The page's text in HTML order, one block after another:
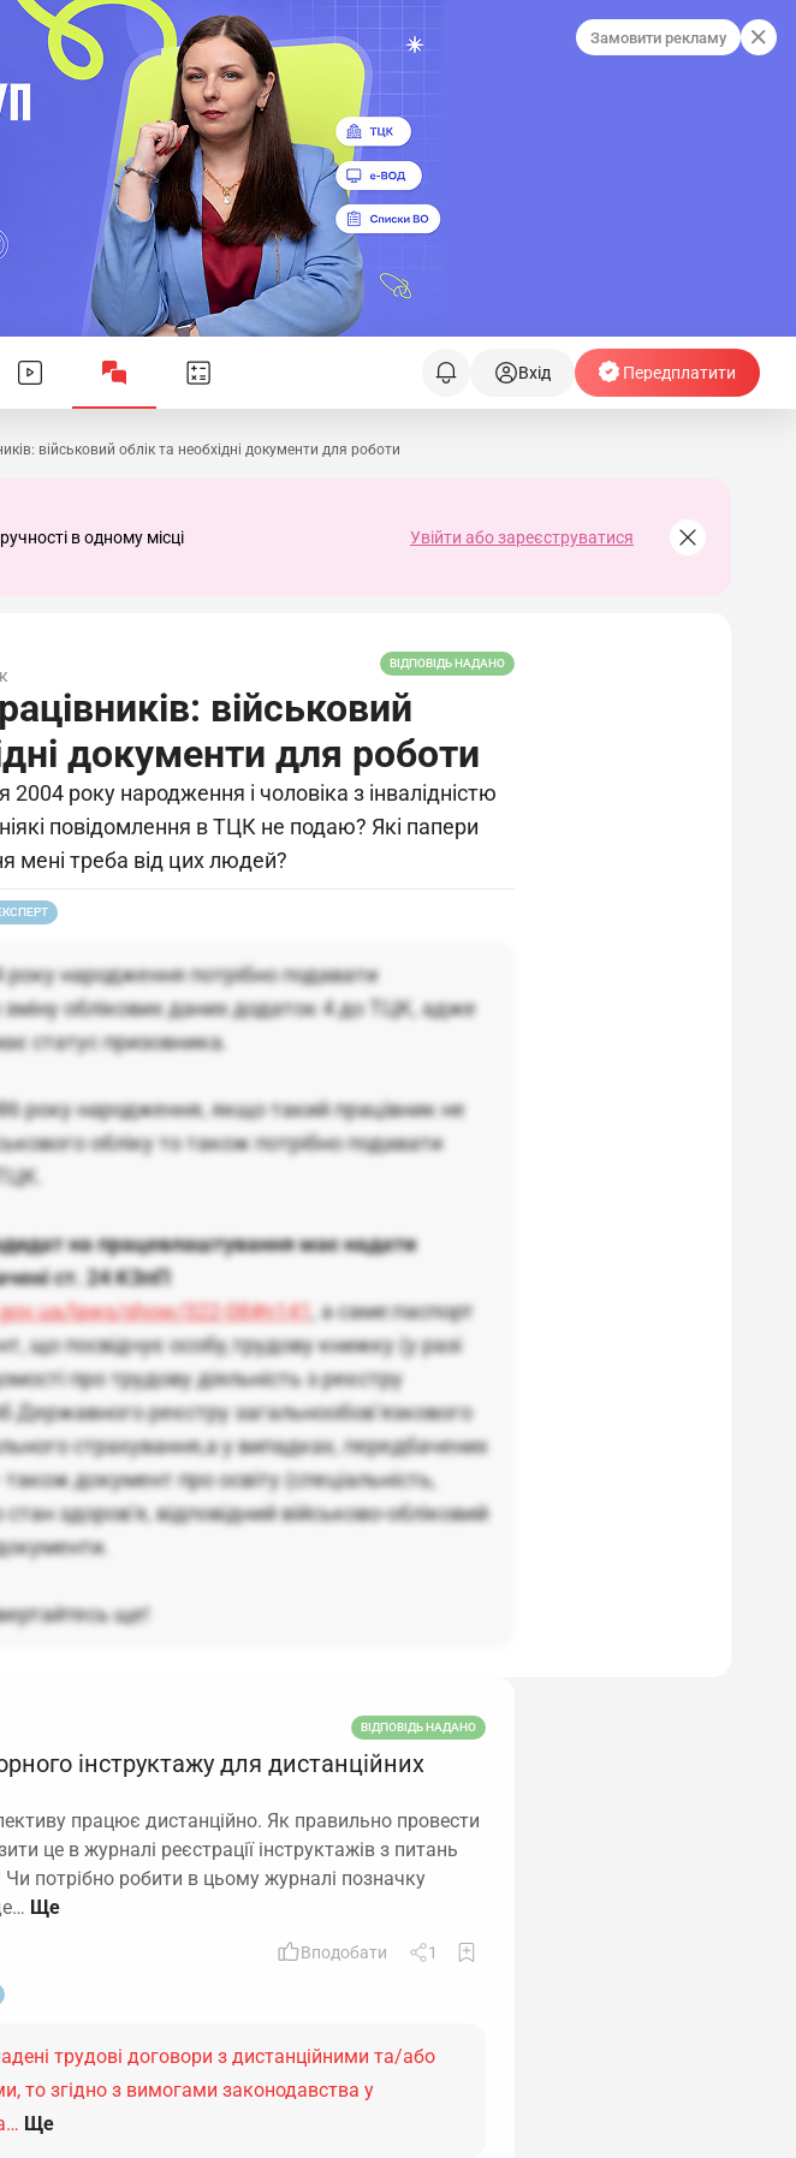
Замовити рекламу
Вхід Передплатити
військовий облік та необхідні документи для роботи
в одному місці Увійти або зареєструватися
ВІДПОВІДЬ НАДАНО
військовий
документи для роботи
року народження і чоловіка з інвалідністю
повідомлення в ТЦК не подаю? Які папери
мені треба від цих людей?
народження потрібно подавати
облікових даних додаток 4 до ТЦК, адже
статус призовника.
року народження, якщо такий працівник не
обліку то також потрібно подавати
на працевлаштування має надати
ст. 24 КЗпП
laws/show/322-08#n141, а саме:паспорт
що посвідчує особу,трудову книжку (у разі
про трудову діяльність з реєстру
Державного реєстру загальнообов’язкового
страхування,а у випадках, передбачених
документ про освіту (спеціальність,
здоров'я, відповідний військово-обліковий
ще!
ВІДПОВІДЬ НАДАНО
інструктажу для дистанційних
працює дистанційно. Як правильно провести
це в журналі реєстрації інструктажів з питань
потрібно робити в цьому журналі позначку
Вподобати 1
трудові договори з дистанційними та/або
то згідно з вимогами законодавства у
Ще